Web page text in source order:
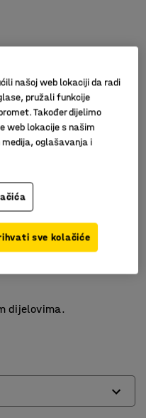
dijelovima.
našoj web lokaciji da radi
pružali funkcije
Također dijelimo
web lokacije s našim
oglašavanja i
sve kolačiće